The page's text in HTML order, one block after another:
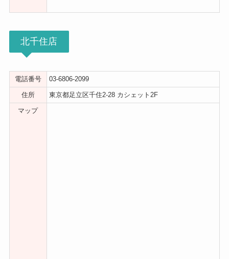
北千住店
電話番号 03-6806-2099
住所 東京都足立区千住2-28 カシェット2F
マップ